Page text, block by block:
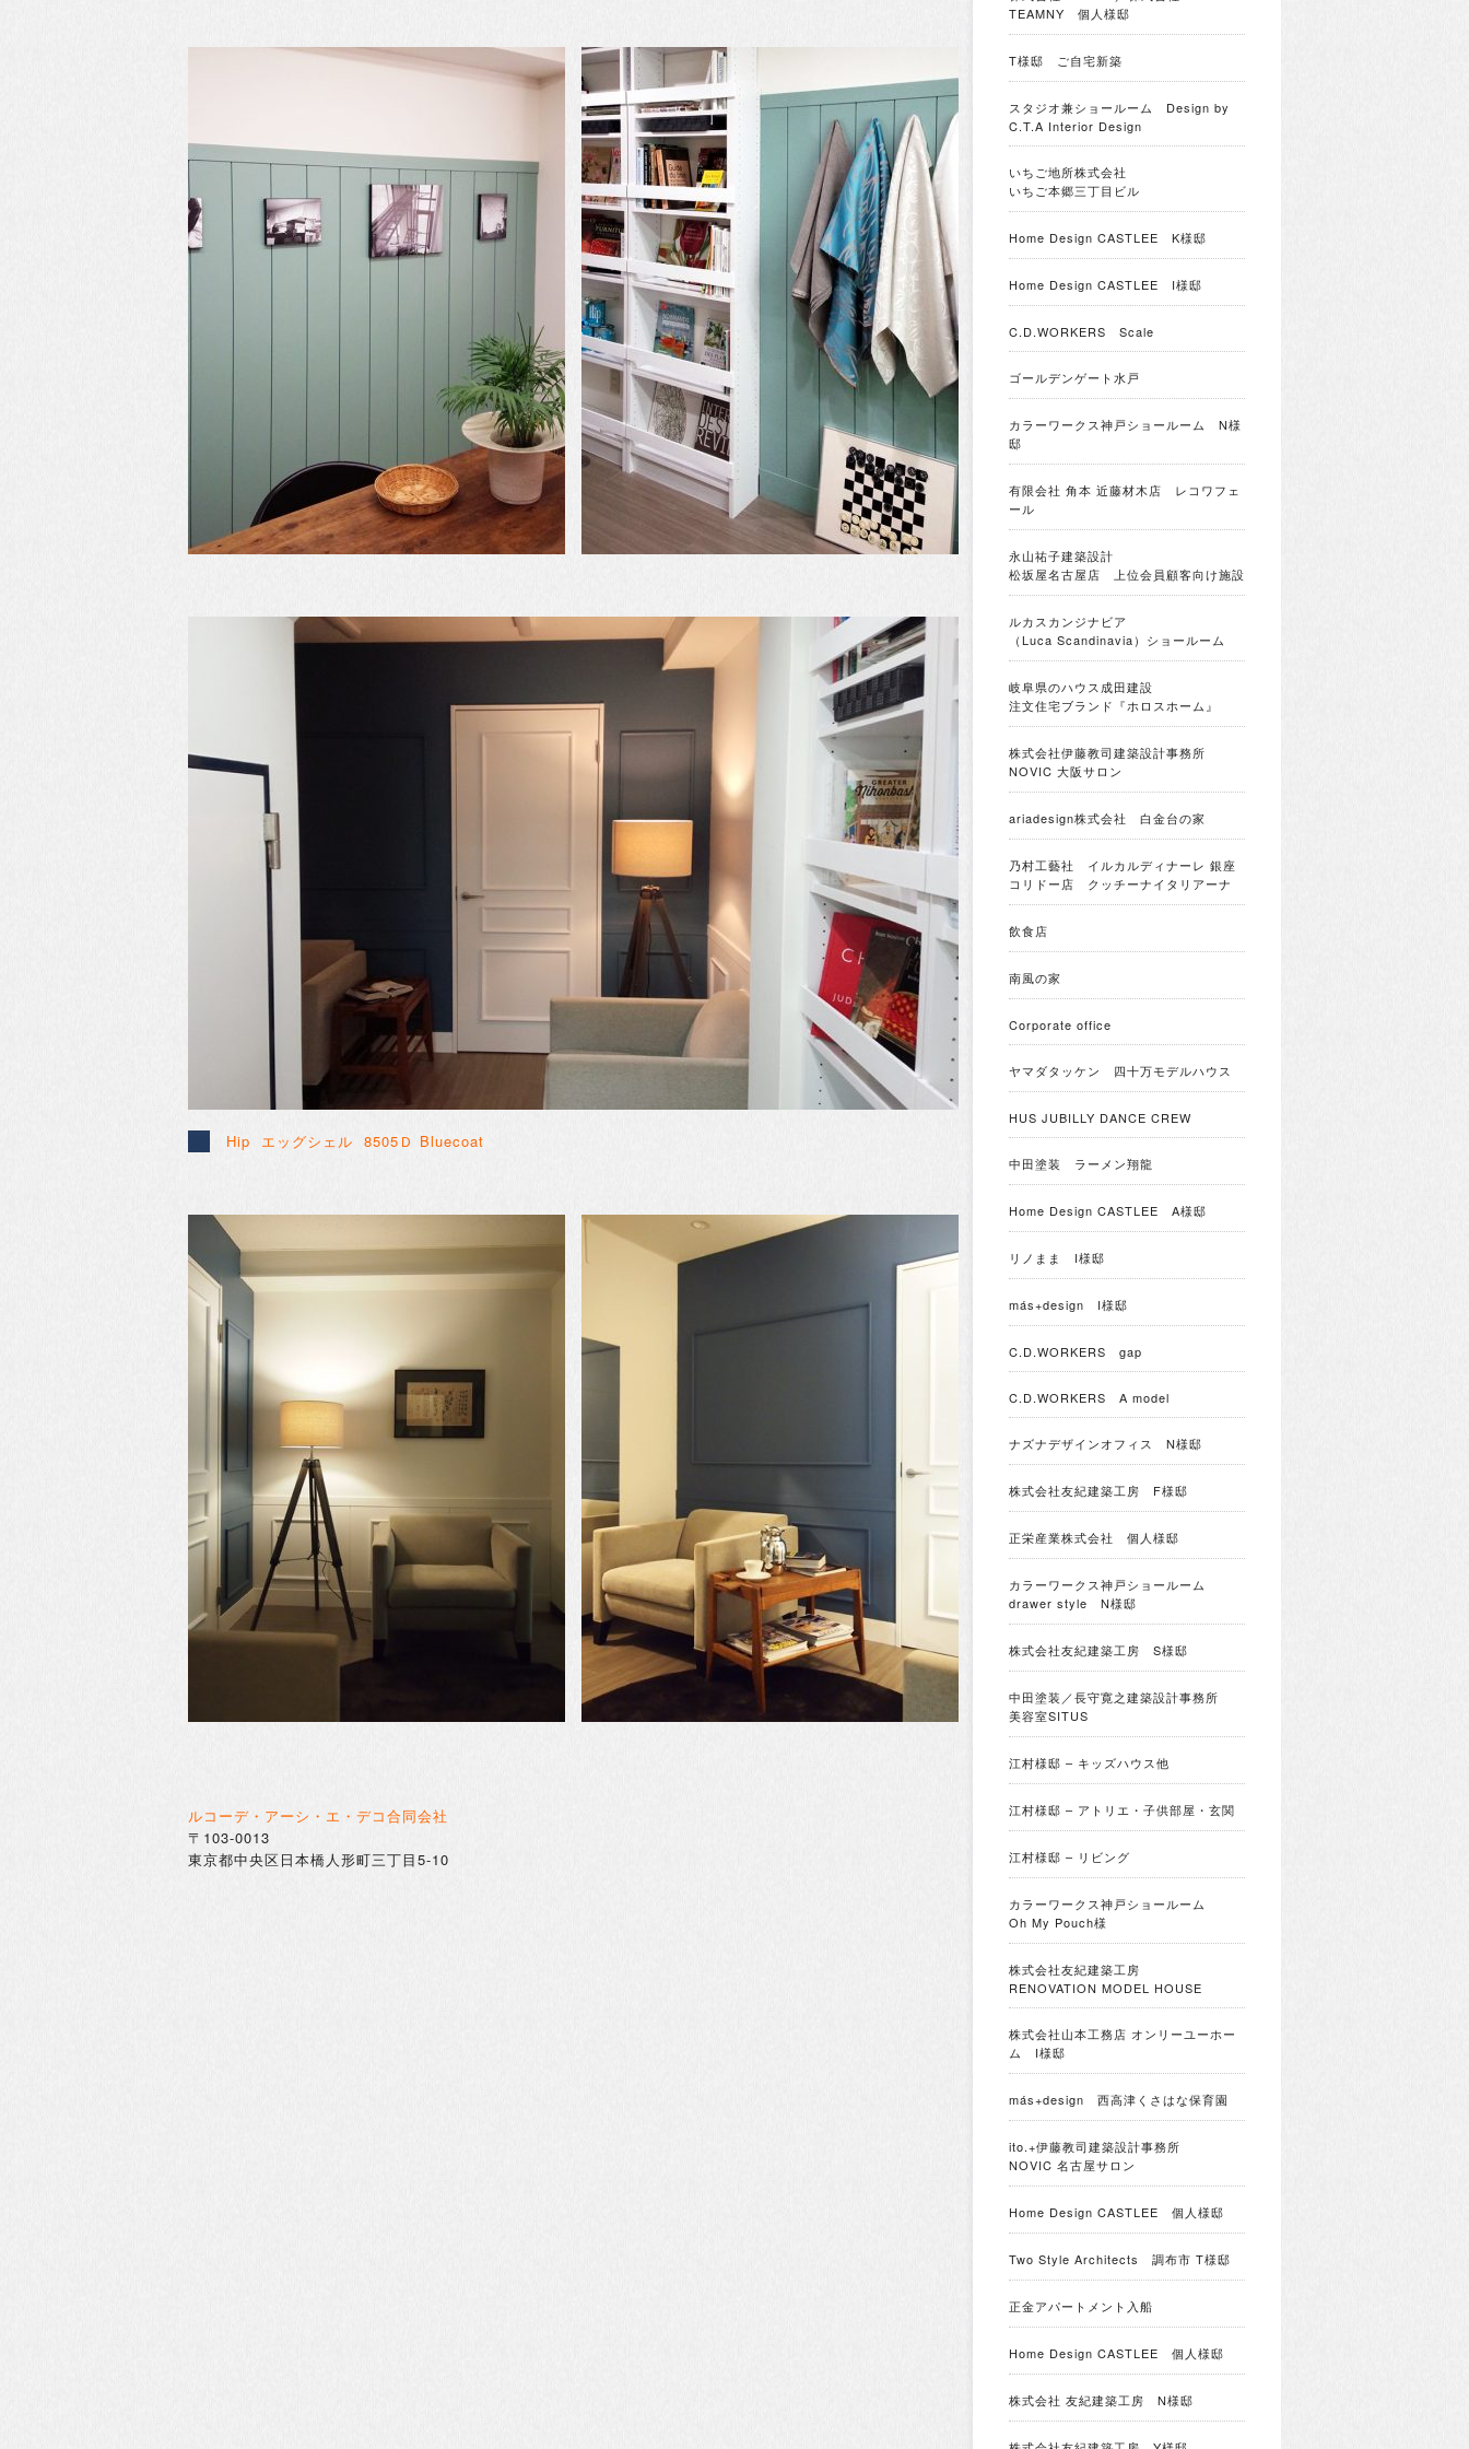
Hip エッグシェル 8505Ｄ Bluecoat
ルコーデ・アーシ・エ・デコ合同会社
〒 103-0013
東京都中央区日本橋人形町三丁目5-10
TEAMNY 個人様邸
T様邸 ご自宅新築
スタジオ兼ショールーム Design by
C.T.A Interior Design
いちご地所株式会社
いちご本郷三丁目ビル
Home Design CASTLEE K様邸
Home Design CASTLEE I様邸
C.D.WORKERS Scale
ゴールデンゲート水戸
カラーワークス神戸ショールーム N様
邸
有限会社 角本 近藤材木店 レコワフェ
ール
永山祐子建築設計
松坂屋名古屋店 上位会員顧客向け施設
ルカスカンジナビア
（Luca Scandinavia）ショールーム
岐阜県のハウス成田建設
注文住宅ブランド『ホロスホーム』
株式会社伊藤教司建築設計事務所
NOVIC 大阪サロン
ariadesign株式会社 白金台の家
乃村工藝社 イルカルディナーレ 銀座
コリドー店 クッチーナイタリアーナ
飲食店
南風の家
Corporate office
ヤマダタッケン 四十万モデルハウス
HUS JUBILLY DANCE CREW
中田塗装 ラーメン翔龍
Home Design CASTLEE A様邸
リノまま I様邸
más+design I様邸
C.D.WORKERS gap
C.D.WORKERS A model
ナズナデザインオフィス N様邸
株式会社友紀建築工房 F様邸
正栄産業株式会社 個人様邸
カラーワークス神戸ショールーム
drawer style N様邸
株式会社友紀建築工房 S様邸
中田塗装／長守寛之建築設計事務所
美容室SITUS
江村様邸 – キッズハウス他
江村様邸 – アトリエ・子供部屋・玄関
江村様邸 – リビング
カラーワークス神戸ショールーム
Oh My Pouch様
株式会社友紀建築工房
RENOVATION MODEL HOUSE
株式会社山本工務店 オンリーユーホー
ム I様邸
más+design 西高津くさはな保育園
ito.+伊藤教司建築設計事務所
NOVIC 名古屋サロン
Home Design CASTLEE 個人様邸
Two Style Architects 調布市 T様邸
正金アパートメント入船
Home Design CASTLEE 個人様邸
株式会社 友紀建築工房 N様邸